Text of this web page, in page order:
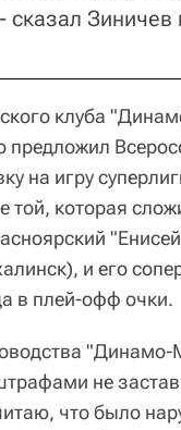
сказал Зиничев
клуба
предложил
на игру
той, которая
и его
в плей-офф очки.
"Динамо-
не
что было